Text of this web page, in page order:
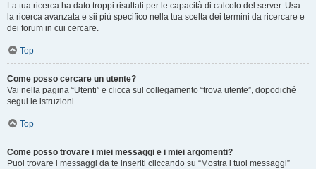
La tua ricerca ha dato troppi risultati per le capacità di calcolo del server. Usa
la ricerca avanzata e sii più specifico nella tua scelta dei termini da ricercare e
dei forum in cui cercare.
Top
Come posso cercare un utente?
Vai nella pagina “Utenti” e clicca sul collegamento “trova utente”, dopodiché
segui le istruzioni.
Top
Come posso trovare i miei messaggi e i miei argomenti?
Puoi trovare i messaggi da te inseriti cliccando su “Mostra i tuoi messaggi”